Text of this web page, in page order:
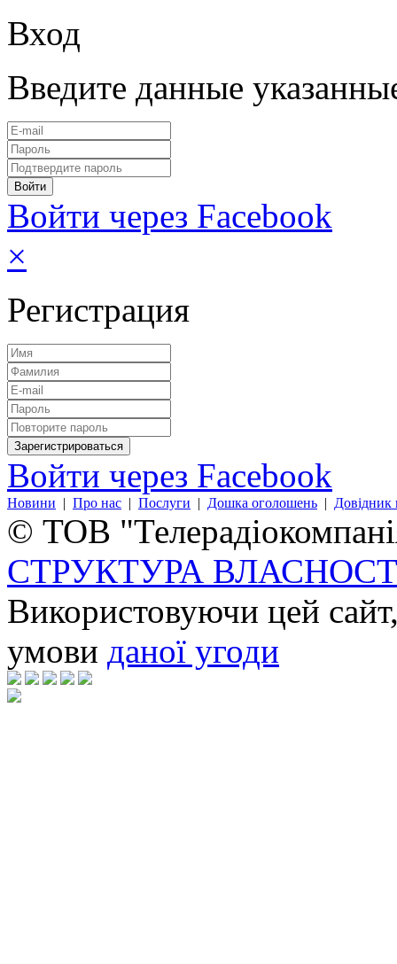
Вход
Введите данные
Войти через Facebook
×
Регистрация
Войти через Facebook
Новини | Про нас | Послуги | Дошка оголошень | Довідник
© ТОВ
СТРУКТУРА
Використовуючи цей
умови даної угоди